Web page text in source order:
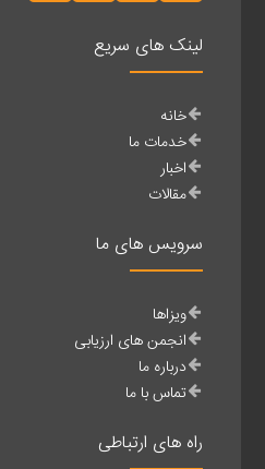
لینک های سریع
خانه
خدمات ما
اخبار
مقالات
سرویس های ما
ویزاها
انجمن های ارزیابی
درباره ما
تماس با ما
راه های ارتباطی